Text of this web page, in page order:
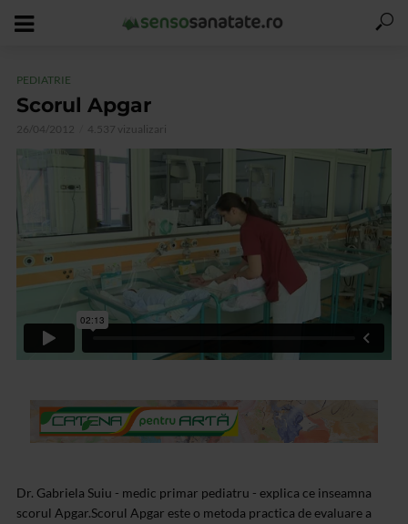
PEDIATRIE
Scorul Apgar
26/04/2012 4.537 vizualizari
Dr. Gabriela Suiu - medic primar pediatru - explica ce inseamna
scorul Apgar.Scorul Apgar este o metoda practica de evaluare a